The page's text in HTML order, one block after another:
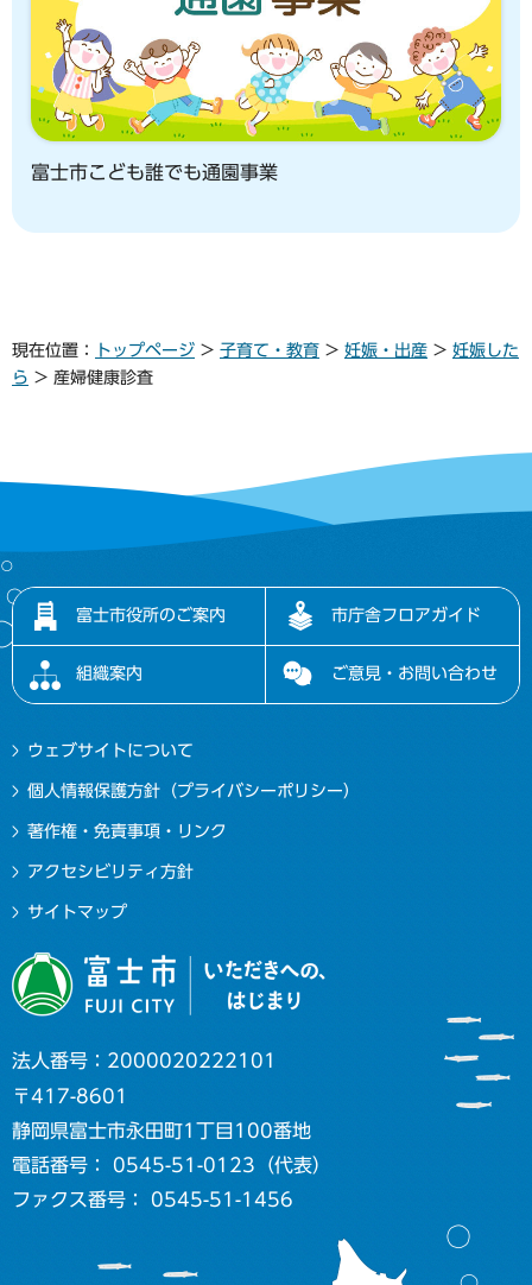
富士市こども誰でも通園事業
現在位置： トップページ > 子育て・教育 > 妊娠・出産 > 妊娠した
ら > 産婦健康診査
富士市役所のご案内 市庁舎フロアガイド
組織案内 ご意見・お問い合わせ
ウェブサイトについて
個人情報保護方針（プライバシーポリシー）
著作権・免責事項・リンク
アクセシビリティ方針
サイトマップ
法人番号：2000020222101
〒417-8601
静岡県富士市永田町1丁目100番地
電話番号： 0545-51-0123（代表）
ファクス番号： 0545-51-1456